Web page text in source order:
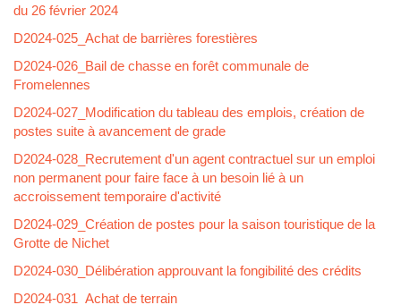
du 26 février 2024
D2024-025_Achat de barrières forestières
D2024-026_Bail de chasse en forêt communale de
Fromelennes
D2024-027_Modification du tableau des emplois, création de
postes suite à avancement de grade
D2024-028_Recrutement d'un agent contractuel sur un emploi
non permanent pour faire face à un besoin lié à un
accroissement temporaire d'activité
D2024-029_Création de postes pour la saison touristique de la
Grotte de Nichet
D2024-030_Délibération approuvant la fongibilité des crédits
D2024-031_Achat de terrain